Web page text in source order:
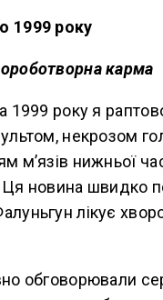
1999 року
карма
1999 року я
некрозом
м’язів нижньої
новина швидко
лікує
обговорювали